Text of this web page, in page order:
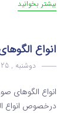
بیشتر بخوانید
انواع
دوشنبه , 25 اردیبهشت 1402